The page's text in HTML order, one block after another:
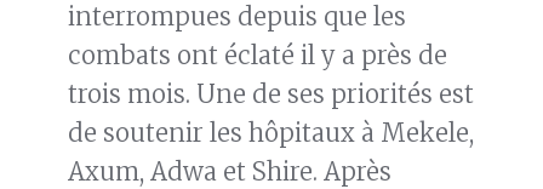
interrompues depuis que les
combats ont éclaté il y a près de
trois mois. Une de ses priorités est
de soutenir les hôpitaux à Mekele,
Axum, Adwa et Shire. Après